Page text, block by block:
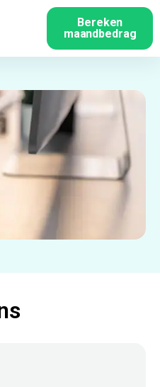
Bereken
maandbedrag